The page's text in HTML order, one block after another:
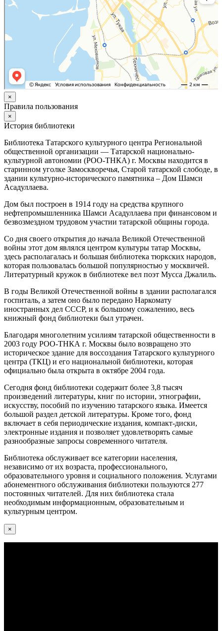
×
Правила пользования
×
История библиотеки
Библиотека Татарского культурного центра Региональной
общественной организации — Татарской национально-
культурной автономии (РОО-ТНКА) г. Москвы находится в
старинном уголке Замоскворечья, Старой татарской слободе, в
здании культурно-исторического памятника – Дом Шамси
Асадуллаева.
Дом был построен в 1914 году на средства крупного
нефтепромышленника Шамси Асадуллаева при финансовом и
безвозмездном трудовом участии татарской общины города.
Со дня своего открытия до начала Великой Отечественной
войны этот дом являлся центром культуры татар Москвы,
здесь располагалась и большая библиотека тюркских народов,
которая пользовалась большой популярностью у москвичей.
Литературный кружок в библиотеке вел поэт Мусса Джалиль.
В годы Великой Отечественной войны в здании располагался
госпиталь, а затем оно было передано Наркомату
иностранных дел СССР, и к большому сожалению, весь
книжный фонд библиотеки был утрачен.
Благодаря многолетним усилиям татарской общественности в
2003 году РОО-ТНКА г. Москвы было возвращено это
историческое здание для воссоздания Татарского культурного
центра (ТКЦ) и его национальной библиотеки, которая
официально была открыта в октябре 2004 года.
Сегодня фонд библиотеки содержит более 3,8 тысяч
произведений литературы, книг по истории, этнографии,
искусству, пособий по изучению татарского языка. Имеется
большой раздел детской литературы. Кроме того, фонд
включает в себя периодические издания, компакт-диски,
электронные издания и позволяет удовлетворять самые
разнообразные запросы современного читателя.
Библиотека обслуживает все категории населения,
независимо от их возраста, профессионального,
образовательного уровня и социального положения. Услугами
абонементного обслуживания библиотеки пользуются 277
постоянных читателей. Для них библиотека стала
необходимым информационным, образовательным и
культурным центром.
×